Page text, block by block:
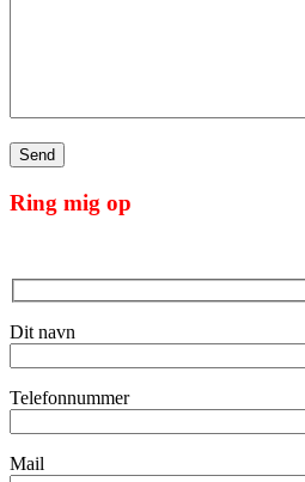
Ring mig op
Dit navn
Telefonnummer
Mail